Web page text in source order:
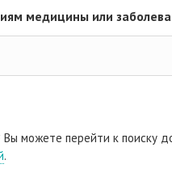
медицины или
можете перейти к поиску
.